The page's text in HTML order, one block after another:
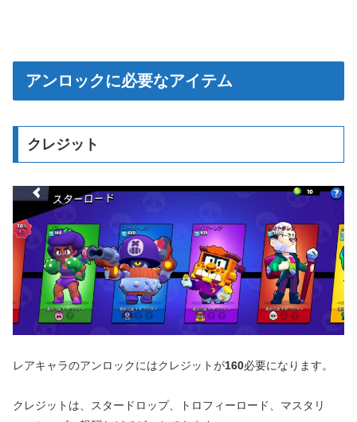
アンロックに必要なアイテム
クレジット
レアキャラのアンロックにはクレジットが160必要になります。
クレジットは、スタードロップ、トロフィーロード、マスタリ